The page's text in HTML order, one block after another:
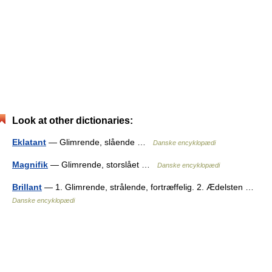
Look at other dictionaries:
Eklatant — Glimrende, slående … Danske encyklopædi
Magnifik — Glimrende, storslået … Danske encyklopædi
Brillant — 1. Glimrende, strålende, fortræffelig. 2. Ædelsten …
Danske encyklopædi